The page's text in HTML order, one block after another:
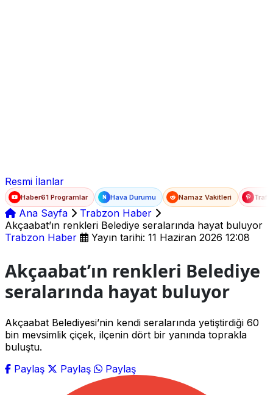
Resmi İlanlar
Haber61 Programlar N Hava Durumu Namaz Vakitleri
Ana Sayfa
Trabzon Haber
Akçaabat’ın renkleri Belediye seralarında hayat buluyor
Trabzon Haber
Yayın tarihi: 11 Haziran 2026 12:08
Akçaabat’ın renkleri Belediye
seralarında hayat buluyor
Akçaabat Belediyesi’nin kendi seralarında yetiştirdiği 60
bin mevsimlik çiçek, ilçenin dört bir yanında toprakla
buluştu.
Paylaş
Paylaş Paylaş